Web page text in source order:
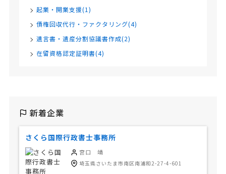
起業・開業支援(1)
債権回収代行・ファクタリング(4)
遺言書・遺産分割協議書作成(2)
在留資格認定証明書(4)
新着企業
さくら国際行政書士事務所
宮口 靖
埼玉県さいたま市南区南浦和2-27-4-601